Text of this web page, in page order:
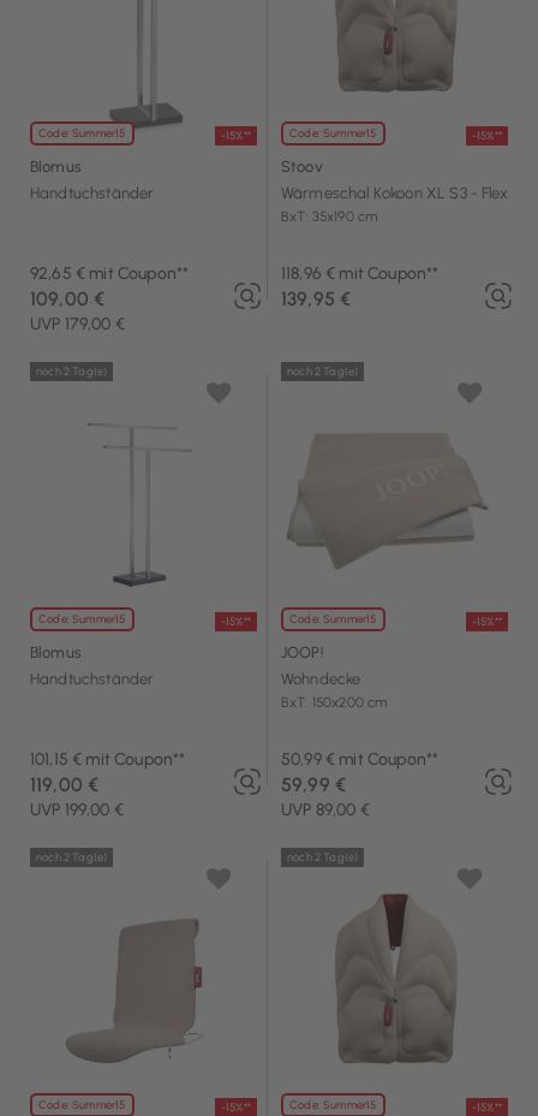
Code: Summer15 -15%**
Blomus
Handtuchständer
92,65 € mit Coupon**
UVP 179,00 €
109,00 €
Code: Summer15 -15%**
Stoov
Wärmeschal Kokoon XL S3 - Flex
BxT: 35x190 cm
118,96 € mit Coupon**
139,95 €
Code: Summer15 -15%**
noch 2 Tag(e)
Blomus
Handtuchständer
101,15 € mit Coupon**
UVP 199,00 €
119,00 €
Code: Summer15 -15%**
noch 2 Tag(e)
JOOP!
Wohndecke
BxT: 150x200 cm
50,99 € mit Coupon**
UVP 89,00 €
59,99 €
Code: Summer15 -15%**
noch 2 Tag(e)
Code: Summer15 -15%**
noch 2 Tag(e)